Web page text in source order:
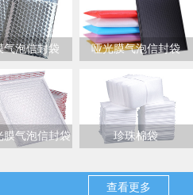
气泡信封袋 哑光膜气泡信封袋
膜气泡信封袋 珍珠棉袋
查看更多